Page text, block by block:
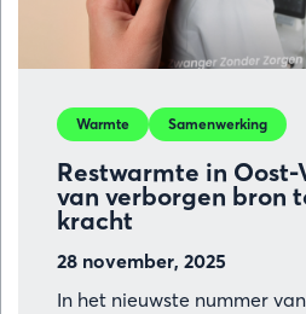
Restwarmte in
van verborgen bron
kracht
28 november, 2025
Warmte Samenwerking
In het nieuwste nummer